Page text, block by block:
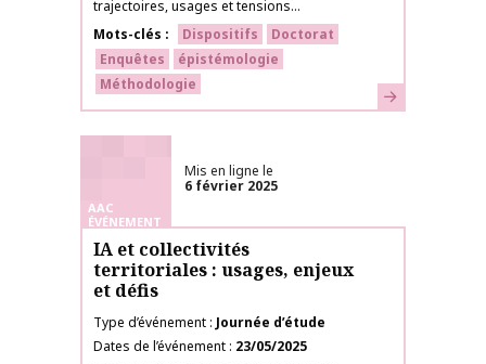
trajectoires, usages et tensions...
Mots-clés
Dispositifs
Doctorat
Enquêtes
épistémologie
Méthodologie
En savoir plus
AAC
ÉVÉNEMENT
Mis en ligne le
6 février 2025
IA et collectivités
territoriales : usages, enjeux
et défis
Type d’événement Journée d’étude
Dates de l’événement 23/05/2025